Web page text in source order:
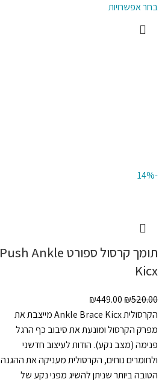
בחר אפשרויות
-14%
תומך קרסול ספורט Push Ankle
Kicx
₪520.00
₪449.00
הקרסולית Ankle Brace Kicx מייצבת את
מפרק הקרסול ומונעת את סיבוב כף הרגל
פנימה (מצב נקע). הודות לעיצוב חדשני
ולחומרים נוחים, הקרסולית מעניקה את ההגנה
הטובה ביותר שניתן להשיג מפני נקע של